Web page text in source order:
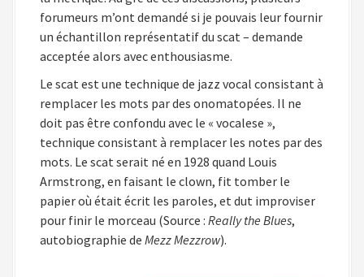
forumeurs m’ont demandé si je pouvais leur fournir
un échantillon représentatif du scat – demande
acceptée alors avec enthousiasme.
Le scat est une technique de jazz vocal consistant à
remplacer les mots par des onomatopées. Il ne
doit pas être confondu avec le « vocalese »,
technique consistant à remplacer les notes par des
mots. Le scat serait né en 1928 quand Louis
Armstrong, en faisant le clown, fit tomber le
papier où était écrit les paroles, et dut improviser
pour finir le morceau (Source : Really the Blues,
autobiographie de Mezz Mezzrow).